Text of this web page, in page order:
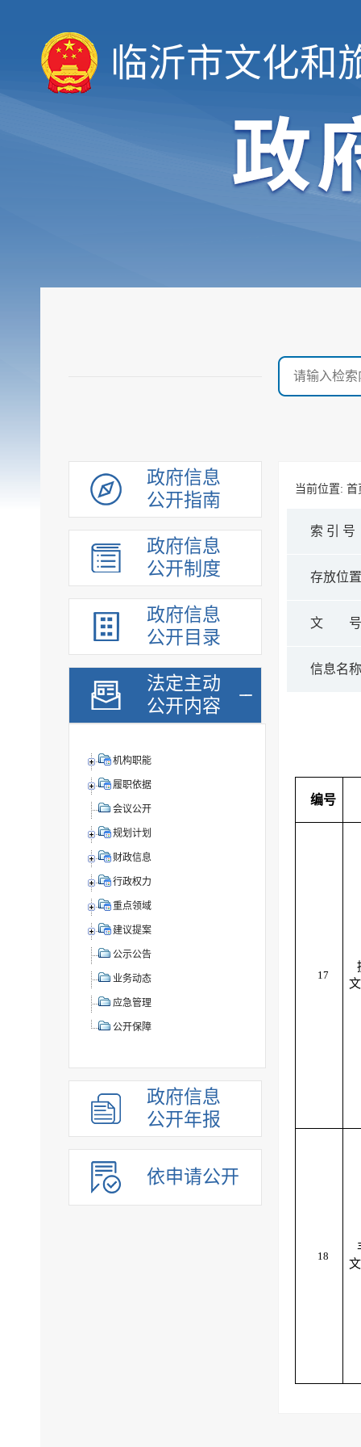
临沂市文化和
政府信息
公开指南
政府信息
公开制度
政府信息
公开目录
法定主动
公开内容
机构职能
履职依据
会议公开
规划计划
财政信息
行政权力
重点领域
建议提案
公示公告
业务动态
应急管理
公开保障
政府信息
公开年报
依申请公开
当前位置: 首
索 引 号
存放位
文
信息名
编号
17
18